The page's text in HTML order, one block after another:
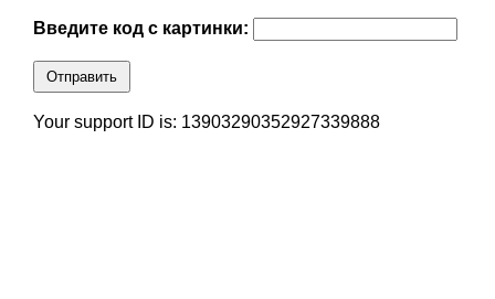
Введите код с картинки:
Отправить
Your support ID is: 13903290352927339888